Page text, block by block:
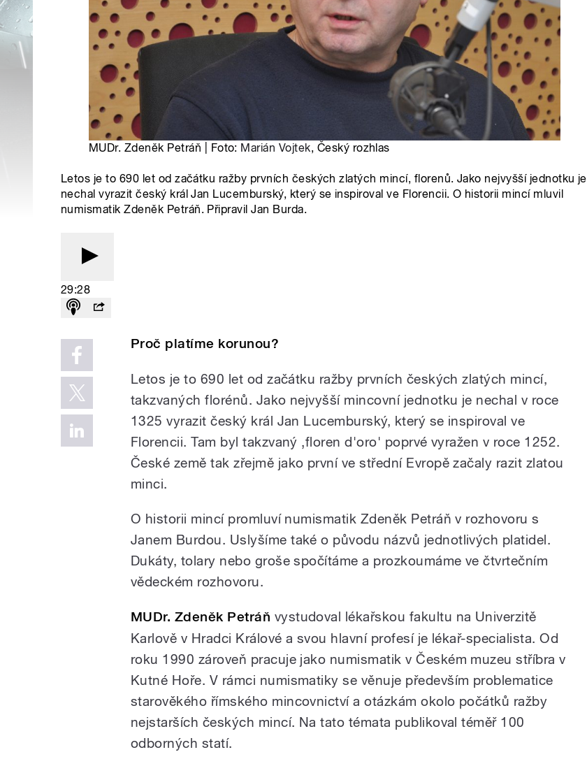
MUDr. Zdeněk Petráň | Foto: Marián Vojtek, Český rozhlas
Letos je to 690 let od začátku ražby prvních českých zlatých mincí, florenů. Jako nejvyšší jednotku je
nechal vyrazit český král Jan Lucemburský, který se inspiroval ve Florencii. O historii mincí mluvil
numismatik Zdeněk Petráň. Připravil Jan Burda.
29:28
Proč platíme korunou?
Letos je to 690 let od začátku ražby prvních českých zlatých mincí,
takzvaných florénů. Jako nejvyšší mincovní jednotku je nechal v roce
1325 vyrazit český král Jan Lucemburský, který se inspiroval ve
Florencii. Tam byl takzvaný ‚floren d'oro' poprvé vyražen v roce 1252.
České země tak zřejmě jako první ve střední Evropě začaly razit zlatou
minci.
O historii mincí promluví numismatik Zdeněk Petráň v rozhovoru s
Janem Burdou. Uslyšíme také o původu názvů jednotlivých platidel.
Dukáty, tolary nebo groše spočítáme a prozkoumáme ve čtvrtečním
vědeckém rozhovoru.
MUDr. Zdeněk Petráň vystudoval lékařskou fakultu na Univerzitě
Karlově v Hradci Králové a svou hlavní profesí je lékař-specialista. Od
roku 1990 zároveň pracuje jako numismatik v Českém muzeu stříbra v
Kutné Hoře. V rámci numismatiky se věnuje především problematice
starověkého římského mincovnictví a otázkám okolo počátků ražby
nejstarších českých mincí. Na tato témata publikoval téměř 100
odborných statí.